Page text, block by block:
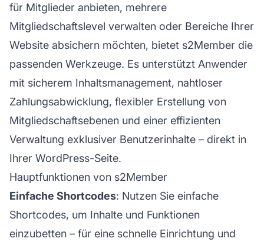
für Mitglieder anbieten, mehrere
Mitgliedschaftslevel verwalten oder Bereiche Ihrer
Website absichern möchten, bietet s2Member die
passenden Werkzeuge. Es unterstützt Anwender
mit sicherem Inhaltsmanagement, nahtloser
Zahlungsabwicklung, flexibler Erstellung von
Mitgliedschaftsebenen und einer effizienten
Verwaltung exklusiver Benutzerinhalte – direkt in
Ihrer WordPress-Seite.
Hauptfunktionen von s2Member
Einfache Shortcodes: Nutzen Sie einfache
Shortcodes, um Inhalte und Funktionen
einzubetten – für eine schnelle Einrichtung und